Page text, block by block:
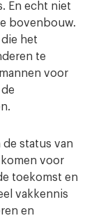
En echt niet
bovenbouw.
het
te
voor
de status van
voor
toekomst en
vakkennis
en